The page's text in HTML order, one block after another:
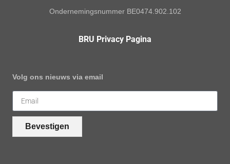
Ondernemingsnummer BE0474.902.102
BRU Privacy Pagina
Volg ons nieuws via email
Bevestigen